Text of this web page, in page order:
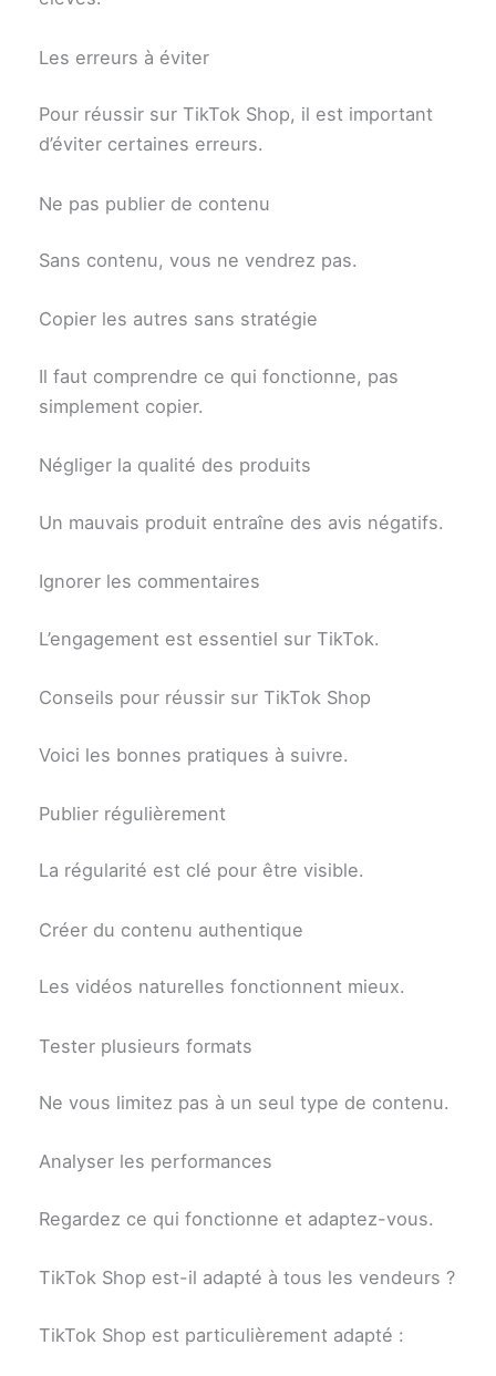
Les erreurs à éviter
Pour réussir sur TikTok Shop, il est important
d’éviter certaines erreurs.
Ne pas publier de contenu
Sans contenu, vous ne vendrez pas.
Copier les autres sans stratégie
Il faut comprendre ce qui fonctionne, pas
simplement copier.
Négliger la qualité des produits
Un mauvais produit entraîne des avis négatifs.
Ignorer les commentaires
L’engagement est essentiel sur TikTok.
Conseils pour réussir sur TikTok Shop
Voici les bonnes pratiques à suivre.
Publier régulièrement
La régularité est clé pour être visible.
Créer du contenu authentique
Les vidéos naturelles fonctionnent mieux.
Tester plusieurs formats
Ne vous limitez pas à un seul type de contenu.
Analyser les performances
Regardez ce qui fonctionne et adaptez-vous.
TikTok Shop est-il adapté à tous les vendeurs ?
TikTok Shop est particulièrement adapté :